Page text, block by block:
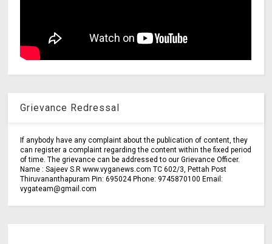
Grievance Redressal
If anybody have any complaint about the publication of content, they
can register a complaint regarding the content within the fixed period
of time. The grievance can be addressed to our Grievance Officer.
Name : Sajeev S.R www.vyganews.com TC 602/3, Pettah Post
Thiruvananthapuram Pin: 695024 Phone: 9745870100 Email:
vygateam@gmail.com